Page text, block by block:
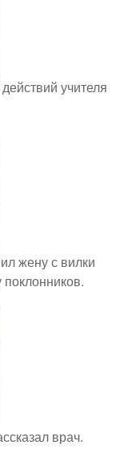
учителя
жену с вилки
врач.